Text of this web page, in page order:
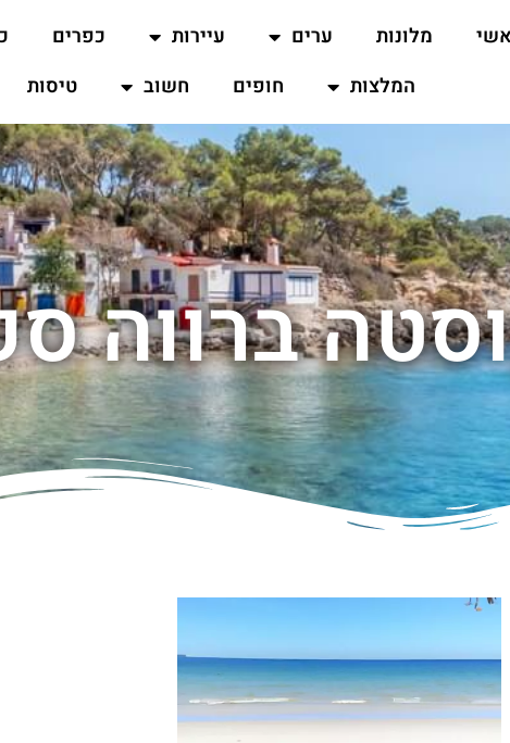
מלונות ערים עיירות כפרים
המלצות
חופים חשוב טיסות
ברווה